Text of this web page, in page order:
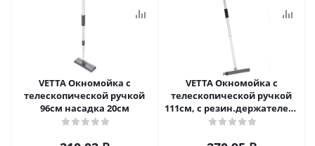
VETTA Окномойка с
телескопической ручкой
96см насадка 20см
VETTA Окномойка с
телескопической ручкой
111см, с резин.держателем,
серая, арт.KFC010